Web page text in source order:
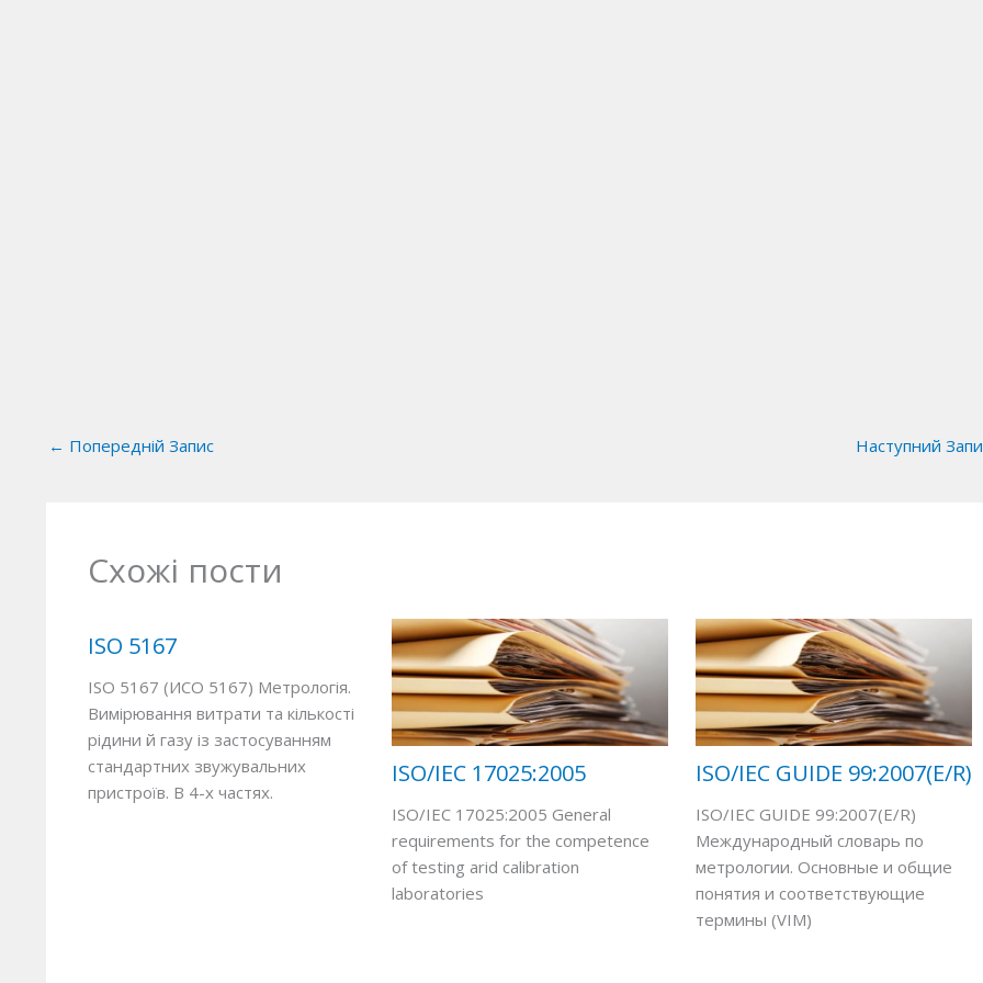
← Попередній Запис Наступний
Схожі пости
ISO 5167
ISO 5167 (ИСО 5167) Метрологія.
Вимірювання витрати та кількості
рідини й газу із застосуванням
стандартних звужувальних
пристроїв. В 4-х частях.
ISO/IEC 17025:2005
ISO/IEC 17025:2005 General
requirements for the competence
of testing arid calibration
laboratories
ISO/IEC GUIDE 99:2007(E/R)
ISO/IEC GUIDE 99:2007(E/R)
Международный словарь по
метрологии. Основные и общие
понятия и соответствующие
термины (VIM)